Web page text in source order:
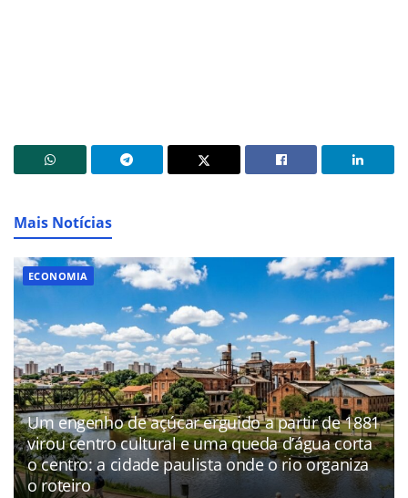
Mais Notícias
ECONOMIA
Um engenho de açúcar erguido a partir de 1881
virou centro cultural e uma queda d’água corta
o centro: a cidade paulista onde o rio organiza
o roteiro